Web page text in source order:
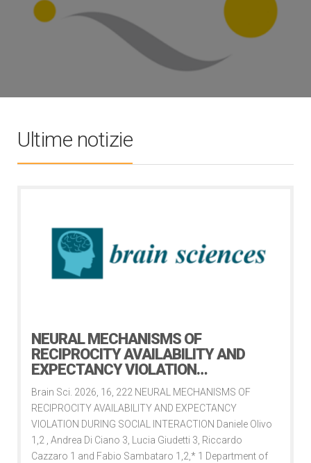
Ultime notizie
NEURAL MECHANISMS OF
RECIPROCITY AVAILABILITY AND
EXPECTANCY VIOLATION…
Brain Sci. 2026, 16, 222 NEURAL MECHANISMS OF
RECIPROCITY AVAILABILITY AND EXPECTANCY
VIOLATION DURING SOCIAL INTERACTION Daniele Olivo
1,2 , Andrea Di Ciano 3, Lucia Giudetti 3, Riccardo
Cazzaro 1 and Fabio Sambataro 1,2,* 1 Department of